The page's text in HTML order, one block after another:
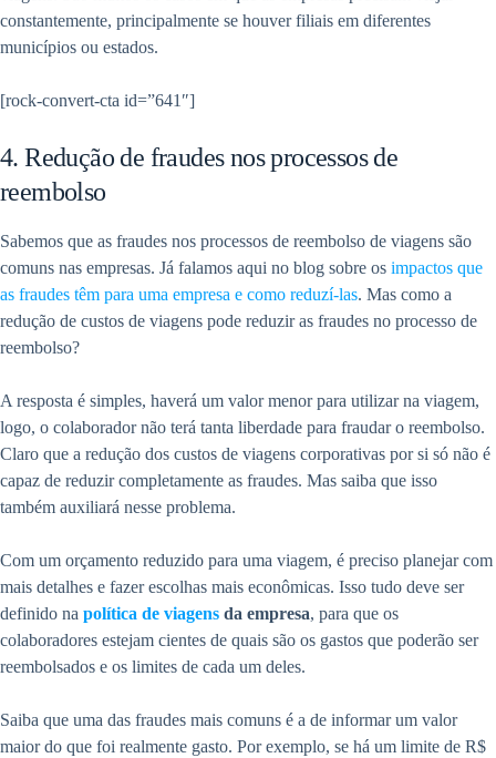
constantemente, principalmente se houver filiais em diferentes
municípios ou estados.
[rock-convert-cta id=”641″]
4. Redução de fraudes nos processos de
reembolso
Sabemos que as fraudes nos processos de reembolso de viagens são
comuns nas empresas. Já falamos aqui no blog sobre os impactos que
as fraudes têm para uma empresa e como reduzí-las. Mas como a
redução de custos de viagens pode reduzir as fraudes no processo de
reembolso?
A resposta é simples, haverá um valor menor para utilizar na viagem,
logo, o colaborador não terá tanta liberdade para fraudar o reembolso.
Claro que a redução dos custos de viagens corporativas por si só não é
capaz de reduzir completamente as fraudes. Mas saiba que isso
também auxiliará nesse problema.
Com um orçamento reduzido para uma viagem, é preciso planejar com
mais detalhes e fazer escolhas mais econômicas. Isso tudo deve ser
definido na política de viagens da empresa, para que os
colaboradores estejam cientes de quais são os gastos que poderão ser
reembolsados e os limites de cada um deles.
Saiba que uma das fraudes mais comuns é a de informar um valor
maior do que foi realmente gasto. Por exemplo, se há um limite de R$